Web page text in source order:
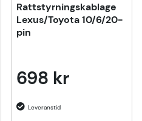
Rattstyrningskablage
Lexus/Toyota 10/6/20-
pin
698 kr